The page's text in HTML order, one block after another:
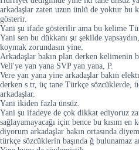
arkadaşlar zaten uzun ünlü de yoktur bu
gösterir.
Yani şu ifade gösterilir ama bu kelime
Yani sen bu dükkanı şu şekilde
koymak zorundasın yine.
Arkadaşlar bakın plan derken kelimenin
Veli'ye yan yana SVP yan yana, P.
Vere yan yana yine arkadaşlar bakın
derken s tr, üç tane Türkçe sözcüklerde,
arkadaşlar.
Yani ikiden fazla ünsüz.
Yani şu ifadeye de çok dikkat ediyoruz
sağlayamayacağı için bence bu kısım en
diyorum arkadaşlar bakın ortasında
türkçe sözcüklerin başında ğ bulunamaz